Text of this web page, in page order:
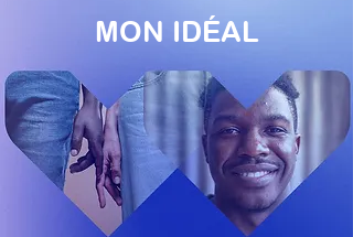
​MON IDÉAL